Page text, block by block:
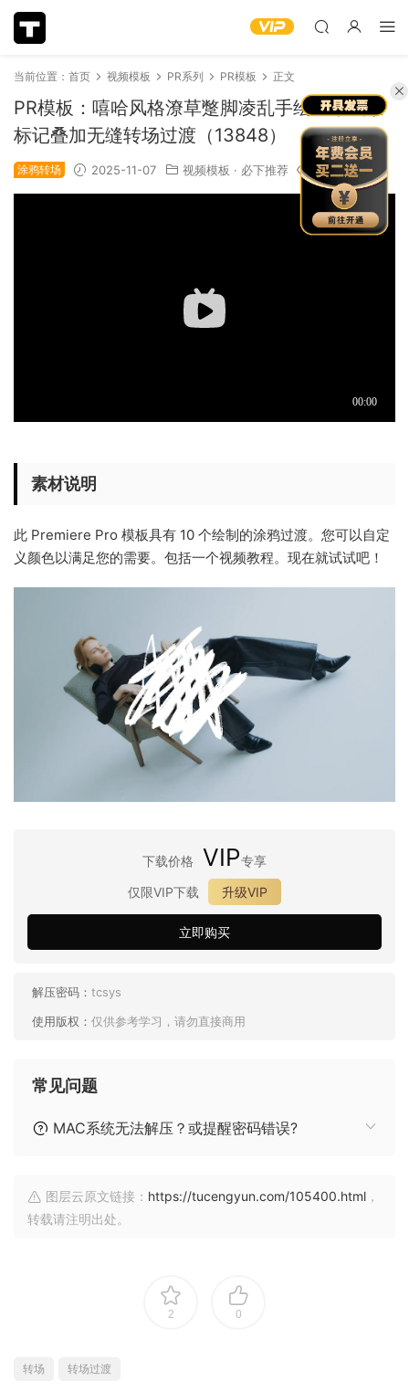
当前位置： 首页 视频模板 PR系列 PR模板 正文
PR模板：嘻哈风格潦草蹩脚凌乱手绘艺术线条
标记叠加无缝转场过渡（13848）
涂鸦转场 2025-11-07 视频模板 · 必下推荐 1.09k
素材说明
此 Premiere Pro 模板具有 10 个绘制的涂鸦过渡。您可以自定
义颜色以满足您的需要。包括一个视频教程。现在就试试吧！
下载价格 VIP专享
仅限VIP下载
升级VIP
立即购买
解压密码： tcsys
使用版权： 仅供参考学习，请勿直接商用
常见问题
MAC系统无法解压？或提醒密码错误?
图层云原文链接： https://tucengyun.com/105400.html ，
转载请注明出处。
2 0
转场 转场过渡